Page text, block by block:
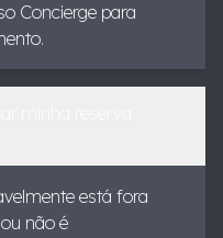
Concierge para
está fora
não é